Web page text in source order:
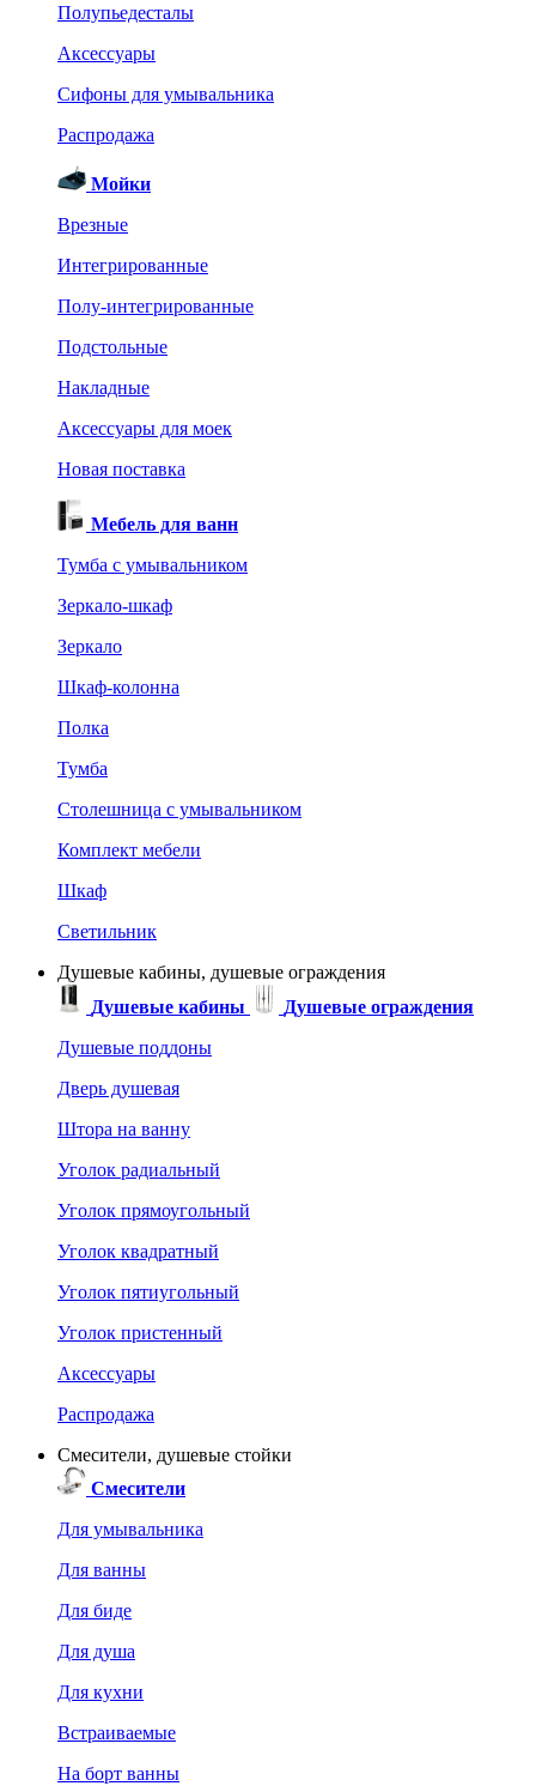
Полупьедесталы
Аксессуары
Сифоны для умывальника
Распродажа
Мойки
Врезные
Интегрированные
Полу-интегрированные
Подстольные
Накладные
Аксессуары для моек
Новая поставка
Мебель для ванн
Тумба с умывальником
Зеркало-шкаф
Зеркало
Шкаф-колонна
Полка
Тумба
Столешница с умывальником
Комплект мебели
Шкаф
Светильник
Душевые кабины, душевые ограждения
Душевые кабины
Душевые ограждения
Душевые поддоны
Дверь душевая
Штора на ванну
Уголок радиальный
Уголок прямоугольный
Уголок квадратный
Уголок пятиугольный
Уголок пристенный
Аксессуары
Распродажа
Смесители, душевые стойки
Смесители
Для умывальника
Для ванны
Для биде
Для душа
Для кухни
Встраиваемые
На борт ванны